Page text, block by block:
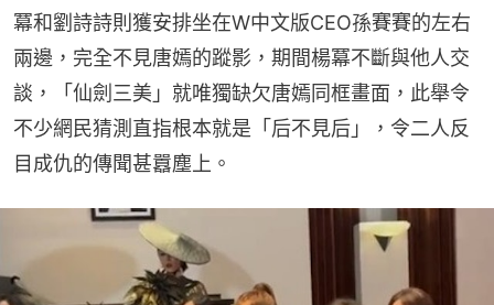
冪和劉詩詩則獲安排坐在W中文版CEO孫賽賽的左右
兩邊，完全不見唐嫣的蹤影，期間楊冪不斷與他人交
談，「仙劍三美」就唯獨缺欠唐嫣同框畫面，此舉令
不少網民猜測直指根本就是「后不見后」，令二人反
目成仇的傳聞甚囂塵上。